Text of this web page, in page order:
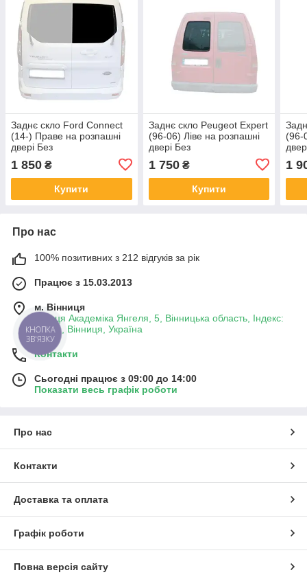
Заднє скло Ford Connect
(14-) Праве на розпашні
двері Без
Коннект)
1 850 ₴
Купити
Заднє скло Peugeot Expert
(96-06) Ліве на розпашні
двері Без
Експерт)
1 750₴
Купити
(96-
1
Про нас
100% позитивних з 212 відгуків за рік
Працює з 15.03.2013
м. Вінниця
вулиця Академіка Янгеля, 5, Вінницька область, Індекс:
21001, Вінниця, Україна
Контакти
Сьогодні працює з 09:00 до 14:00
Показати весь графік роботи
Про нас
Контакти
Доставка та оплата
Графік роботи
Повна версія сайту
КНОПКА
ЗВ'ЯЗКУ